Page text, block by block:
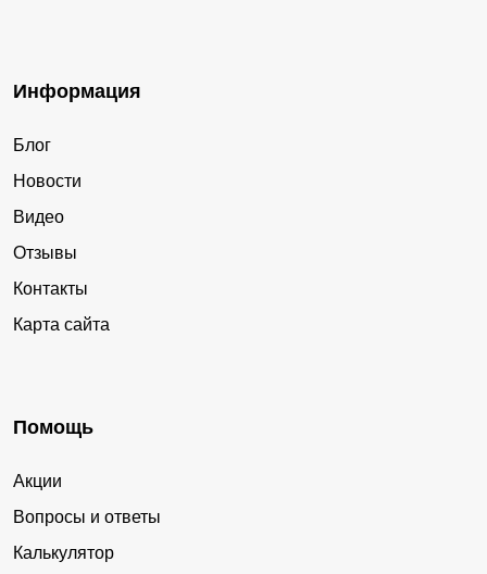
Информация
Блог
Новости
Видео
Отзывы
Контакты
Карта сайта
Помощь
Акции
Вопросы и ответы
Калькулятор